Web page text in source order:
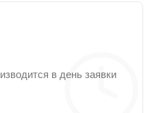
в день заявки